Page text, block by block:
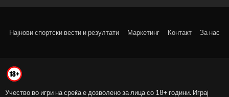
Најнови спортски вести и резултати Маркетинг Контакт За нас
Учество во игри на среќа е дозволено за лица со 18+ години. Играј